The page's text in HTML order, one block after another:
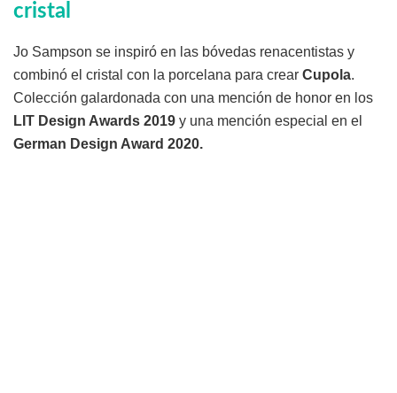
cristal
Jo Sampson se inspiró en las bóvedas renacentistas y
combinó el cristal con la porcelana para crear Cupola.
Colección galardonada con una mención de honor en los
LIT Design Awards 2019 y una mención especial en el
German Design Award 2020.